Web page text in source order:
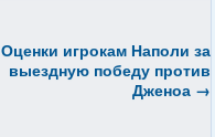
Оценки игрокам Наполи за
выездную победу против
Дженоа →